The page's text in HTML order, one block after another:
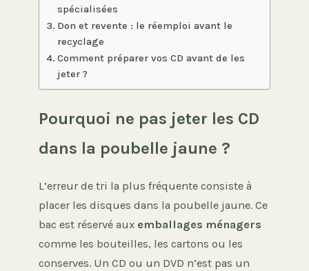
spécialisées
Don et revente : le réemploi avant le
recyclage
Comment préparer vos CD avant de les
jeter ?
Pourquoi ne pas jeter les CD
dans la poubelle jaune ?
L’erreur de tri la plus fréquente consiste à
placer les disques dans la poubelle jaune. Ce
bac est réservé aux emballages ménagers
comme les bouteilles, les cartons ou les
conserves. Un CD ou un DVD n’est pas un